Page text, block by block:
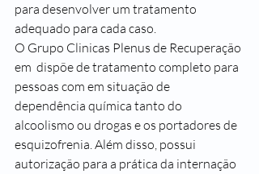
para desenvolver um tratamento
adequado para cada caso.
O Grupo Clinicas Plenus de Recuperação
em  dispõe de tratamento completo para
pessoas com em situação de
dependência química tanto do
alcoolismo ou drogas e os portadores de
esquizofrenia. Além disso, possui
autorização para a prática da internação